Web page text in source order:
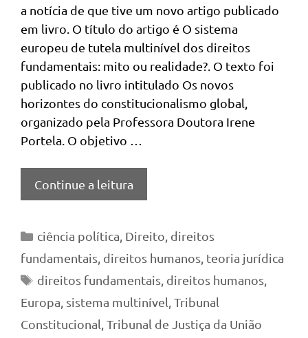
a notícia de que tive um novo artigo publicado
em livro. O título do artigo é O sistema
europeu de tutela multinível dos direitos
fundamentais: mito ou realidade?. O texto foi
publicado no livro intitulado Os novos
horizontes do constitucionalismo global,
organizado pela Professora Doutora Irene
Portela. O objetivo …
Continue a leitura
Categorias
ciência política, Direito, direitos
fundamentais, direitos humanos, teoria jurídica
Tags
direitos fundamentais, direitos humanos,
Europa, sistema multinível,Tribunal
Constitucional,Tribunal de Justiça da União